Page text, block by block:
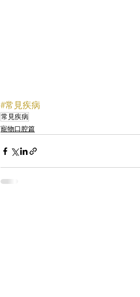
#常見疾病
常見疾病
寵物口腔篇